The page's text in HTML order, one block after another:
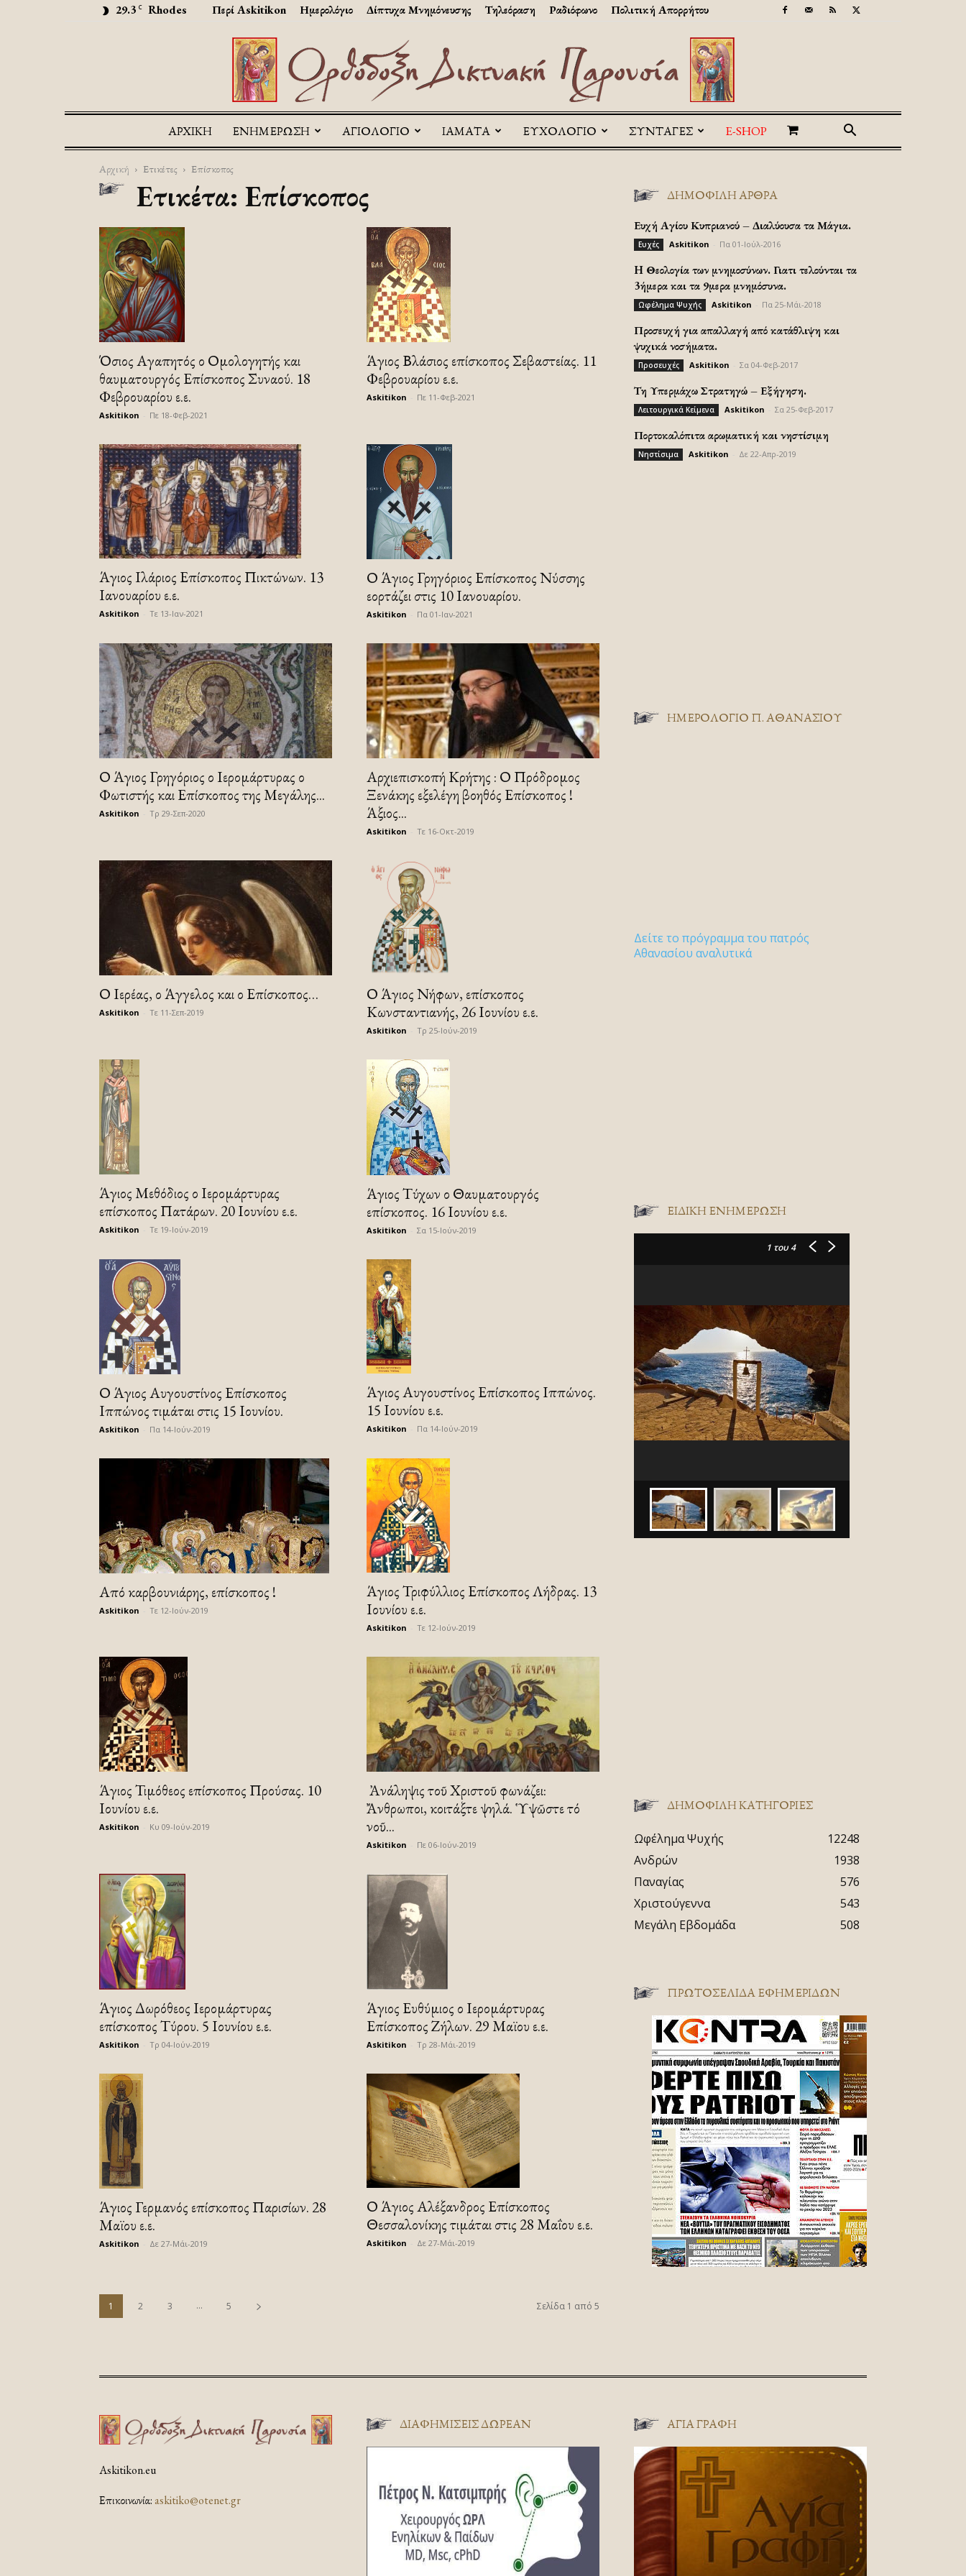
29.3 C Rhodes Περί Askitikon Ημερολόγιο Δίπτυχα Μνημόνευσης Τηλεόραση Ραδιόφωνο Πολιτική Απορρήτου
Askitikon
ΑΡΧΙΚΉ ΕΝΗΜΕΡΩΣΗ ΑΓΙΟΛΟΓΙΟ ΙΑΜΑΤΑ ΕΥΧΟΛΟΓΙΟ ΣΥΝΤΑΓΕΣ E-SHOP
Αρχική Ετικέτες Επίσκοπος
Ετικέτα: Επίσκοπος
Όσιος Αγαπητός ο Ομολογητής και
θαυματουργός Επίσκοπος Συναού. 18
Φεβρουαρίου ε.ε.
Askitikon Πε 18-Φεβ-2021
Άγιος Βλάσιος επίσκοπος Σεβαστείας. 11
Φεβρουαρίου ε.ε.
Askitikon Πε 11-Φεβ-2021
Άγιος Ιλάριος Επίσκοπος Πικτώνων. 13
Ιανουαρίου ε.ε.
Askitikon Τε 13-Ιαν-2021
Ο Άγιος Γρηγόριος Επίσκοπος Νύσσης
εορτάζει στις 10 Ιανουαρίου.
Askitikon Πα 01-Ιαν-2021
Ο Άγιος Γρηγόριος ο Ιερομάρτυρας ο
Φωτιστής και Επίσκοπος της Μεγάλης...
Askitikon Τρ 29-Σεπ-2020
Αρχιεπισκοπή Κρήτης : Ο Πρόδρομος
Ξενάκης εξελέγη βοηθός Επίσκοπος !
Άξιος...
Askitikon Τε 16-Οκτ-2019
Ο Ιερέας, ο Άγγελος και ο Επίσκοπος…
Askitikon Τε 11-Σεπ-2019
Ο Άγιος Νήφων, επίσκοπος
Κωνσταντιανής, 26 Ιουνίου ε.ε.
Askitikon Τρ 25-Ιούν-2019
Άγιος Μεθόδιος ο Ιερομάρτυρας
επίσκοπος Πατάρων. 20 Ιουνίου ε.ε.
Askitikon Τε 19-Ιούν-2019
Άγιος Τύχων ο Θαυματουργός
επίσκοπος. 16 Ιουνίου ε.ε.
Askitikon Σα 15-Ιούν-2019
Ο Άγιος Αυγουστίνος Επίσκοπος
Ιππώνος τιμάται στις 15 Ιουνίου.
Askitikon Πα 14-Ιούν-2019
Άγιος Αυγουστίνος Επίσκοπος Ιππώνος.
15 Ιουνίου ε.ε.
Askitikon Πα 14-Ιούν-2019
Από καρβουνιάρης, επίσκοπος !
Askitikon Τε 12-Ιούν-2019
Άγιος Τριφύλλιος Επίσκοπος Λήδρας. 13
Ιουνίου ε.ε.
Askitikon Τε 12-Ιούν-2019
Άγιος Τιμόθεος επίσκοπος Προύσας. 10
Ιουνίου ε.ε.
Askitikon Κυ 09-Ιούν-2019
Ἡ Ἀνάληψις τοῦ Χριστοῦ φωνάζει:
Ἄνθρωποι, κοιτάξτε ψηλά. Ὑψῶστε τό
νοῦ...
Askitikon Πε 06-Ιούν-2019
Άγιος Δωρόθεος Ιερομάρτυρας
επίσκοπος Τύρου. 5 Ιουνίου ε.ε.
Askitikon Τρ 04-Ιούν-2019
Άγιος Ευθύμιος ο Ιερομάρτυρας
Επίσκοπος Ζήλων. 29 Μαϊου ε.ε.
Askitikon Τρ 28-Μάι-2019
Άγιος Γερμανός επίσκοπος Παρισίων. 28
Μαϊου ε.ε.
Askitikon Δε 27-Μάι-2019
Ο Άγιος Αλέξανδρος Επίσκοπος
Θεσσαλονίκης τιμάται στις 28 Μαΐου ε.ε.
Askitikon Δε 27-Μάι-2019
1 2 3 ... 5 Σελίδα 1 από 5
ΔΗΜΟΦΙΛΗ ΑΡΘΡΑ
Ευχή Αγίου Κυπριανού – Διαλύουσα τα Μάγια.
Ευχές Askitikon Πα 01-Ιούλ-2016
H Θεολογία των μνημοσύνων. Γιατι τελούνται τα
3ήμερα και τα 9μερα μνημόσυνα.
Ωφέλημα Ψυχής Askitikon Πα 25-Μάι-2018
Προσευχή για απαλλαγή από κατάθλιψη και
ψυχικά νοσήματα.
Προσευχές Askitikon Σα 04-Φεβ-2017
Τη Υπερμάχω Στρατηγώ – Εξήγηση.
Λειτουργικά Κείμενα Askitikon Σα 25-Φεβ-2017
Πορτοκαλόπιτα αρωματική και νηστίσιμη
Νηστίσιμα Askitikon Δε 22-Απρ-2019
ΗΜΕΡΟΛΟΓΙΟ Π. ΑΘΑΝΑΣΙΟΥ
Δείτε το πρόγραμμα του πατρός
Αθανασίου αναλυτικά
ΕΙΔΙΚΉ ΕΝΗΜΈΡΩΣΗ
1 του 4
ΔΗΜΟΦΙΛΗ ΚΑΤΗΓΟΡΙΕΣ
Ωφέλημα Ψυχής
12248
Ανδρών
1938
Παναγίας
576
Χριστούγεννα
543
Μεγάλη Εβδομάδα
508
ΠΡΩΤΟΣΈΛΙΔΑ ΕΦΗΜΕΡΊΔΩΝ
Askitikon.eu
Επικοινωνία:askitiko@otenet.gr
ΔΙΑΦΗΜΊΣΕΙΣ ΔΩΡΕΆΝ ΑΓΊΑ ΓΡΑΦΉ